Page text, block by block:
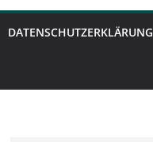
DATENSCHUTZERKLÄRUNG